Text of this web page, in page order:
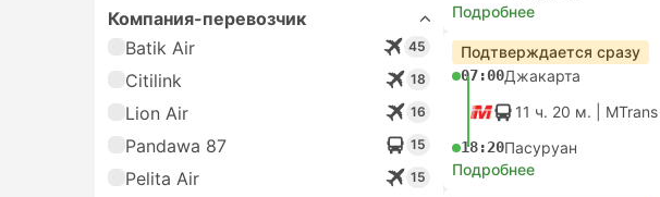
Компания-перевозчик
Batik Air
45
Citilink 18
Lion Air 16
Pandawa 87 15
Pelita Air 15
Подробнее
Подтверждается сразу
07:00Джакарта
11 ч. 20 м. | MTrans
18:20Пасуруан
Подробнее